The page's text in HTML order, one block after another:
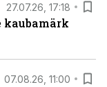
27.07.26, 17:18
kaubamärk
07.08.26, 11:00